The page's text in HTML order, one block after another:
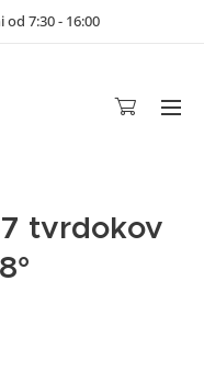
7:30 - 16:00
tvrdokov